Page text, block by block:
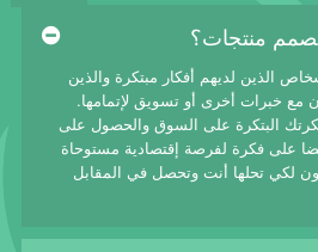
منتجات؟
الذين لديهم أفكار مبتكرة والذين
مع خبرات أخرى أو تسويق لإتمامها.
البتكرة على السوق والحصول على
على فكرة لفرصة إقتصادية مستوحاة
لكي تحلها أنت وتحصل في المقابل